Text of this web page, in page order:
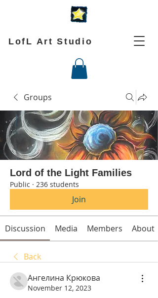
LofL Art Studio
Groups
Lord of the Light Families
Public · 236 students
Join
Discussion Media Members About
Back
Ангелина Крюкова
November 12, 2023